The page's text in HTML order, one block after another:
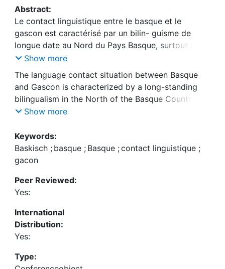
Abstract:
Le contact linguistique entre le basque et le
gascon est caractérisé par un bilin- guisme de
longue date au Nord du Pays Basque, surtout dans
le Nord de la Basse-Navarre, l’ancienne province
de la Soule et dans la zone limitrophe à l’aire
gasconne au Labourd. Les résultats linguistiques
de ce contact sont présentés dans une perspective
dialectologique.
Show more
The language contact situation between Basque
and Gascon is characterized by a long-standing
bilingualism in the North of the Basque Country,
esp. in the North of Lower Navarra (Mixe), in the
of Gascony in Labourd. The language-internal
results of this contact are presented in a
dialectological perspective.
Show more
Keywords:
Baskisch ; basque ; Basque ;contact linguistique ;
gacon
Peer Reviewed:
Yes:
International
Distribution:
Yes:
Type: